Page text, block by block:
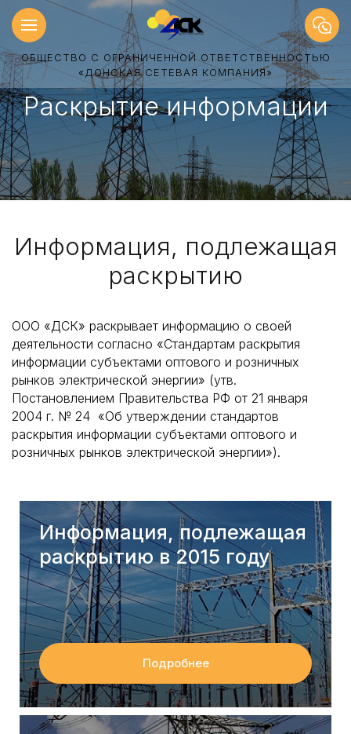
ОБЩЕСТВО С ОГРАНИЧЕННОЙ ОТВЕТСТВЕННОСТЬЮ
«ДОНСКАЯ СЕТЕВАЯ КОМПАНИЯ»
Раскрытие информации
Информация, подлежащая
раскрытию
ООО «ДСК» раскрывает информацию о своей
деятельности согласно «Стандартам раскрытия
информации субъектами оптового и розничных
рынков электрической энергии» (утв.
Постановлением Правительства РФ от 21 января
2004 г. № 24 «Об утверждении стандартов
раскрытия информации субъектами оптового и
розничных рынков электрической энергии»).
Информация, подлежащая
раскрытию в 2015 году
Подробнее